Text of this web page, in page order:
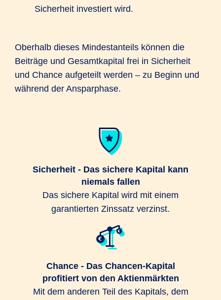
Sicherheit investiert wird.
Oberhalb dieses Mindestanteils können die
Beiträge und Gesamtkapital frei in Sicherheit
und Chance aufgeteilt werden – zu Beginn und
während der Ansparphase.
Sicherheit - Das sichere Kapital kann
niemals fallen
Das sichere Kapital wird mit einem
garantierten Zinssatz verzinst.
Chance - Das Chancen-Kapital
profitiert von den Aktienmärkten
Mit dem anderen Teil des Kapitals, dem